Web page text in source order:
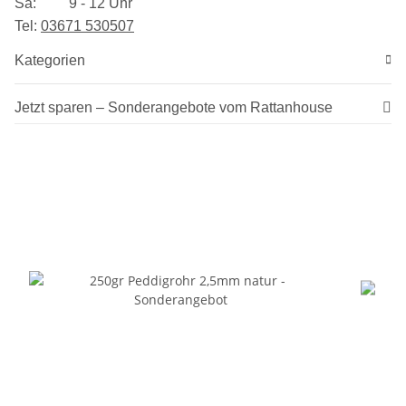
Tel: 03​671 530507
Kategorien
Jetzt sparen – Sonderangebote vom Rattanhouse